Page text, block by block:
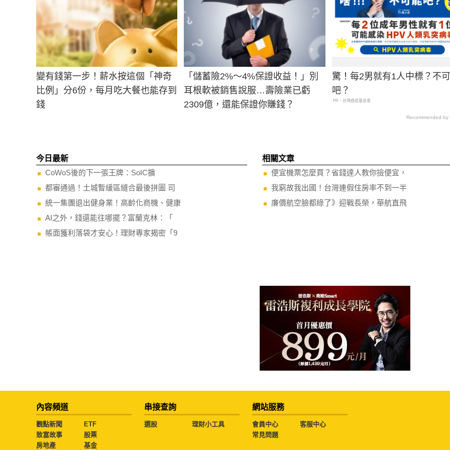
變有錢第一步！薪水按這個「神奇
比例」分6份，每月吃大餐也能存到
錢
「儲蓄險2%～4%保證收益！」別
耳根軟被銷售說服…壽險業已虧
2309億，還能保證你賺錢？
驚！每2男就有1人中標？不
吧？
PR・台灣癌症基金會
Recommended by
今日最新
CoWoS後的下一張王牌：SoIC擴
都審通過！土城暫緩區縫合最後拼圖 司
統一集團退出健身業！高齡化商機、健康
AI之外，錢還能往哪擺？富蘭克林：「
帳面獲利落袋才安心！理財專家揭密「9
相關文章
便宜機票怎麼買？省錢達人教你撿便宜，
我窮故我出國！台灣連假住房率不到一半
廉價航空臉都綠了》迎戰長榮，華航直飛
內容頻道
觀點新聞
ETF
致富故事
股票
房地產
基金
串接查詢
選股 理財小工具
網站服務
會員中心
客服中心
常見問題